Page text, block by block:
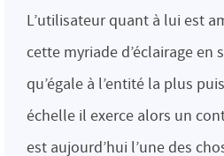
L’utilisateur quant à lui est
cette myriade d’éclairage en
qu’égale à l’entité la plus
échelle il exerce alors un
est aujourd’hui l’une des